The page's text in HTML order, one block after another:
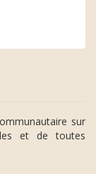
sur
et de toutes